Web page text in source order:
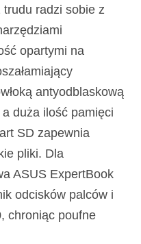
radzi sobie z
opartymi na
antyodblaskową
duża ilość pamięci
SD zapewnia
pliki. Dla
ASUS ExpertBook
odcisków palców i
chroniąc poufne